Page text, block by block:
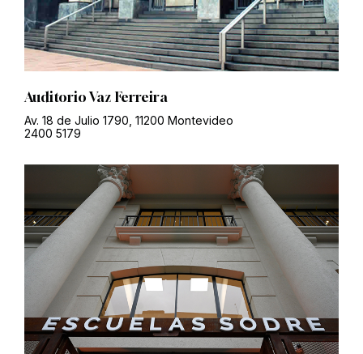
Auditorio Vaz Ferreira
Av. 18 de Julio 1790, 11200 Montevideo
2400 5179